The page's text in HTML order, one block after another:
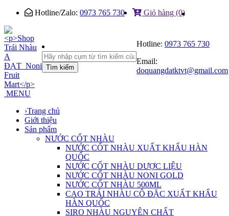
Hotline/Zalo: 0973 765 730 Giỏ hàng (0)
Tìm kiếm
Hotline: 0973 765 730
Email:
doquangdatktvt@gmail.com
MENU
›Trang chủ
Giới thiệu
Sản phẩm
NƯỚC CỐT NHÀU
NƯỚC CỐT NHÀU XUẤT KHẨU HÀN
QUỐC
NƯỚC CỐT NHÀU DƯỢC LIỆU
NƯỚC CỐT NHÀU NONI GOLD
NƯỚC CỐT NHÀU 500ML
CAO TRÁI NHÀU CÔ ĐẶC XUẤT KHẨU
HÀN QUỐC
SIRO NHÀU NGUYÊN CHẤT